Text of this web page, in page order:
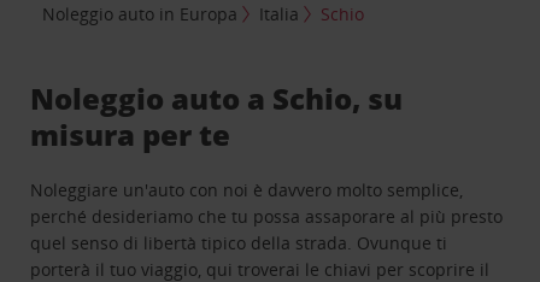
Noleggio auto in Europa
Italia Schio
Noleggio auto a Schio, su
misura per te
Noleggiare un'auto con noi è davvero molto semplice,
perché desideriamo che tu possa assaporare al più presto
quel senso di libertà tipico della strada. Ovunque ti
porterà il tuo viaggio, qui troverai le chiavi per scoprire il